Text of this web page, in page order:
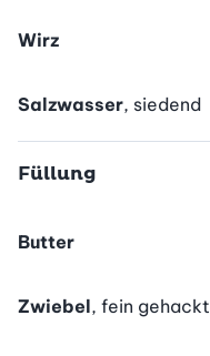
Wirz
Salzwasser, siedend
Füllung
Butter
Zwiebel, fein gehackt